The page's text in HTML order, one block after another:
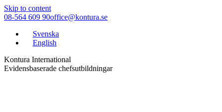
Skip to content
08-564 609 90office@kontura.se
Svenska
English
Kontura International
Evidensbaserade chefsutbildningar